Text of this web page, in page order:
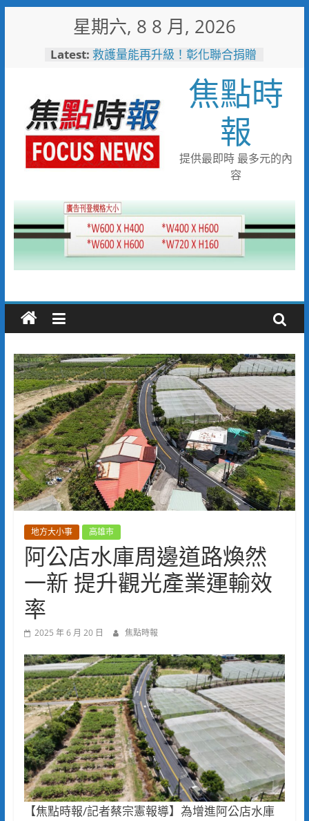
星期六, 8 8 月, 2026
Latest: 救護量能再升級！彰化聯合捐贈
台中捷運南屯站土地開發共構大
樓開工動土 公私協力打造宜居
新地標實現軌道經濟願景
台中市技職教育再攀高峰！ 全
國技能競賽勇奪23面獎牌
日本花藝大師梅垣稔抵台交流
「花見日和」展現台日花藝文化
彰化縣長參選人魏平政彰化造
勢 喊福利超越六都承接王惠美
施政再升級
焦點時
報
提供最即時 最多元的內
容
地方大小事 高雄市
阿公店水庫周邊道路煥然
一新 提升觀光產業運輸效
率
2025 年 6 月 20 日 焦點時報
【焦點時報/記者蔡宗憲報導】為增進阿公店水庫